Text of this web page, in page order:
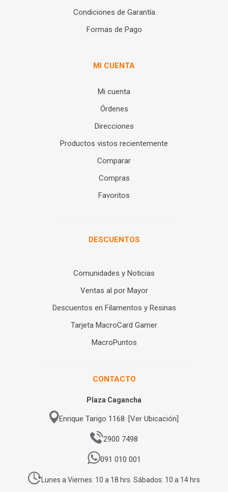
Condiciones de Garantía
Formas de Pago
MI CUENTA
Mi cuenta
Órdenes
Direcciones
Productos vistos recientemente
Comparar
Compras
Favoritos
DESCUENTOS
Comunidades y Noticias
Ventas al por Mayor
Descuentos en Filamentos y Resinas
Tarjeta MacroCard Gamer
MacroPuntos
CONTACTO
Plaza Cagancha
Enrique Tarigo 1168. [Ver Ubicación]
2900 7498
091 010 001
Lunes a Viernes: 10 a 18 hrs. Sábados: 10 a 14 hrs